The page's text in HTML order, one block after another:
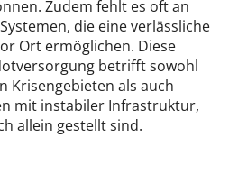
Zudem fehlt es oft an
die eine verlässliche
Ort ermöglichen. Diese
betrifft sowohl
Krisengebieten als auch
mit instabiler Infrastruktur,
allein gestellt sind.